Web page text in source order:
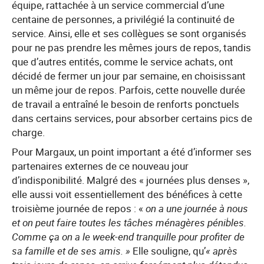
équipe, rattachée à un service commercial d’une
centaine de personnes, a privilégié la continuité de
service. Ainsi, elle et ses collègues se sont organisés
pour ne pas prendre les mêmes jours de repos, tandis
que d’autres entités, comme le service achats, ont
décidé de fermer un jour par semaine, en choisissant
un même jour de repos. Parfois, cette nouvelle durée
de travail a entraîné le besoin de renforts ponctuels
dans certains services, pour absorber certains pics de
charge.
Pour Margaux, un point important a été d’informer ses
partenaires externes de ce nouveau jour
d’indisponibilité. Malgré des « journées plus denses »,
elle aussi voit essentiellement des bénéfices à cette
troisième journée de repos : « on a une journée à nous
et on peut faire toutes les tâches ménagères pénibles.
Comme ça on a le week-end tranquille pour profiter de
sa famille et de ses amis. » Elle souligne, qu’« après